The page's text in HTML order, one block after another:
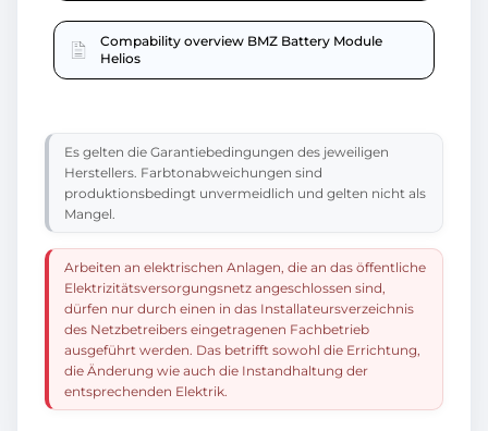
Compability overview BMZ Battery Module
Helios
Es gelten die Garantiebedingungen des jeweiligen
Herstellers. Farbtonabweichungen sind
produktionsbedingt unvermeidlich und gelten nicht als
Mangel.
Arbeiten an elektrischen Anlagen, die an das öffentliche
Elektrizitätsversorgungsnetz angeschlossen sind,
dürfen nur durch einen in das Installateursverzeichnis
des Netzbetreibers eingetragenen Fachbetrieb
ausgeführt werden. Das betrifft sowohl die Errichtung,
die Änderung wie auch die Instandhaltung der
entsprechenden Elektrik.